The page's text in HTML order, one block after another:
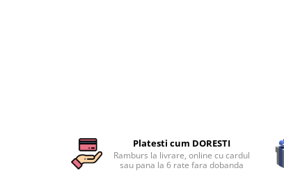
Set Lenjerie De Pat Jacquard Regal,
11 Piese, Cuvertura Inclusa
Lenjerii Damasc Egiptean King Size
Platesti cum DORESTI
Ramburs la livrare, online cu cardul
sau pana la 6 rate fara dobanda